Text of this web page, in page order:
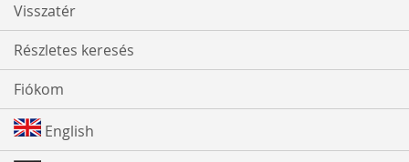
Visszatér
Részletes keresés
Fiókom
English